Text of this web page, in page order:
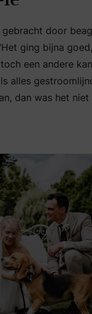
door
ging bijna
een andere
alles
dan was het